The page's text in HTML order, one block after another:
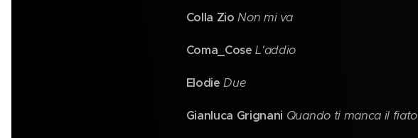
Colla Zio Non mi va
Coma_Cose L'addio
Elodie Due
Gianluca Grignani Quando ti manca il fiato